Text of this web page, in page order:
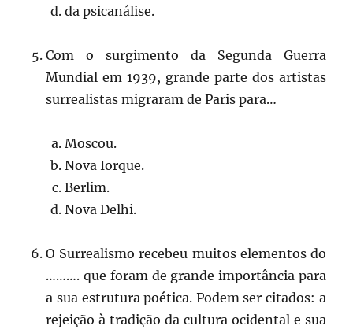
da psicanálise.
Com o surgimento da Segunda Guerra
Mundial em 1939, grande parte dos artistas
surrealistas migraram de Paris para…
Moscou.
Nova Iorque.
Berlim.
Nova Delhi.
O Surrealismo recebeu muitos elementos do
………. que foram de grande importância para
a sua estrutura poética. Podem ser citados: a
rejeição à tradição da cultura ocidental e sua